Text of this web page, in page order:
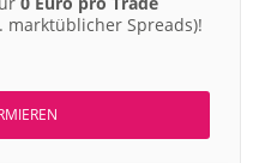
marktüblicher Spreads)!